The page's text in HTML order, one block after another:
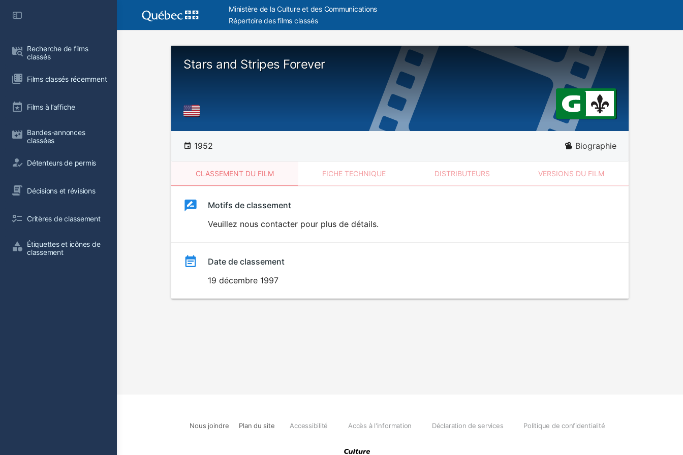
Recherche de films
classés
Films classés récemment
Films à l’affiche
Bandes-annonces
classées
Détenteurs de permis
Décisions et révisions
Critères de classement
Étiquettes et icônes de
classement
Ministère de la Culture et des Communications
Répertoire des films classés
Stars and Stripes Forever
1952 Biographie
CLASSEMENT DU FILM FICHE TECHNIQUE DISTRIBUTEURS VERSIONS DU FILM
ClassementClassement
Motifs de classement
Veuillez nous contacter pour plus de détails.
Date de classement
19 décembre 1997
Nous joindre Plan du site Accessibilité Accès à l'information Déclaration de services Politique de confidentialité